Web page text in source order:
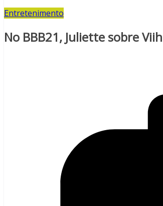
Entretenimento
No BBB21, Juliette sobre